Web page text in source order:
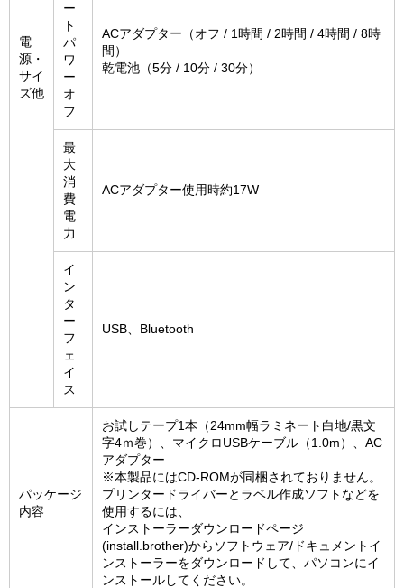
電
源・
サイ
ズ他
ー
ト
パ
ワ
ー
オ
フ
ACアダプター（オフ / 1時間 / 2時間 / 4時間 / 8時
間）
乾電池（5分 / 10分 / 30分）
最
大
消
費
電
力
ACアダプター使用時約17W
イ
ン
タ
ー
フ
ェ
イ
ス
USB、Bluetooth
パッケージ
内容
お試しテープ1本（24mm幅ラミネート白地/黒文
字4ｍ巻）、マイクロUSBケーブル（1.0m）、AC
アダプター
※本製品にはCD-ROMが同梱されておりません。
プリンタードライバーとラベル作成ソフトなどを
使用するには、
インストーラーダウンロードページ
(install.brother)からソフトウェア/ドキュメントイ
ンストーラーをダウンロードして、パソコンにイ
ンストールしてください。